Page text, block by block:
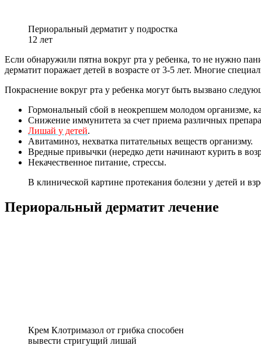
Периоральный дерматит у подростка
12 лет
Если обнаружили пятна вокруг рта у ребенка, то не нужно
дерматит поражает детей в возрасте от 3-5 лет. Многие
Покраснение вокруг рта у ребенка могут быть вызвано
Гормональный сбой в неокрепшем молодом организме,
Снижение иммунитета за счет приема различных
Лишай у детей.
Авитаминоз, нехватка питательных веществ организму.
Вредные привычки (нередко дети начинают курить в
Некачественное питание, стрессы.
В клинической картине протекания болезни у детей и
Периоральный дерматит лечение
Крем Клотримазол от грибка способен
вывести стригущий лишай